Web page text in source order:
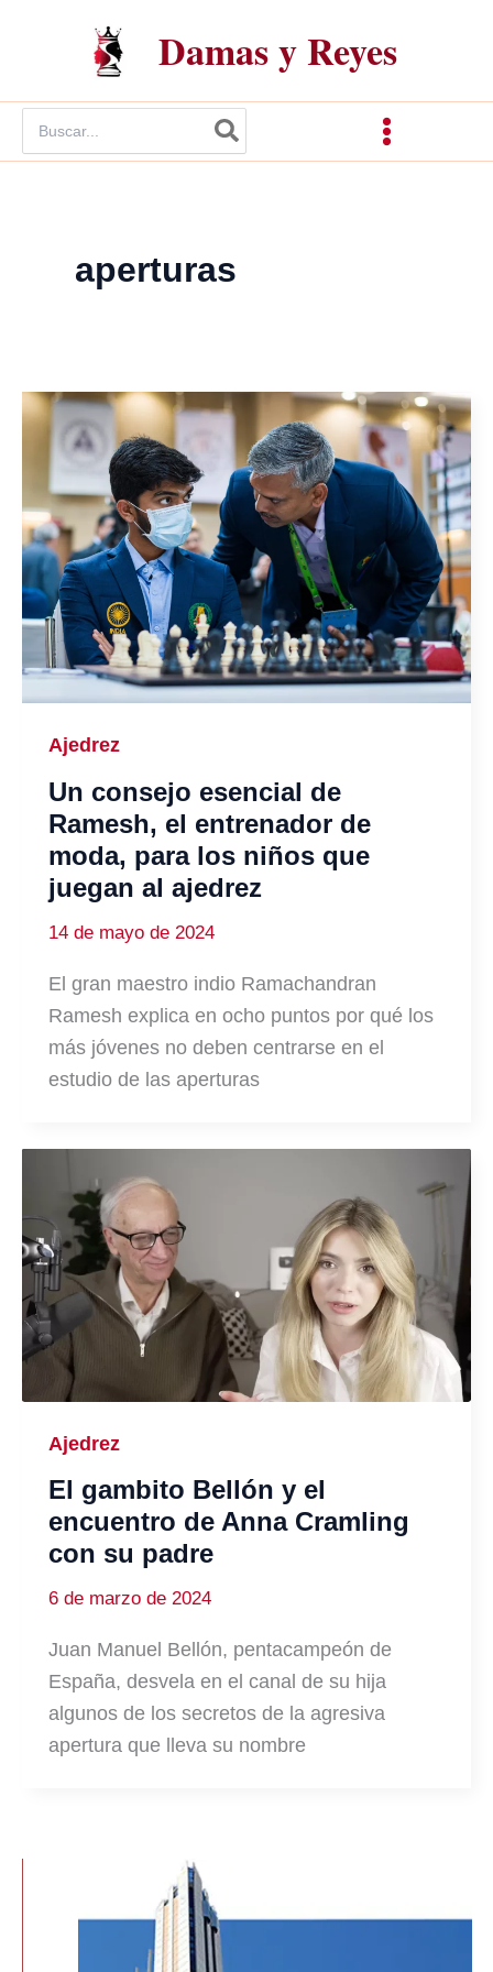
Damas y Reyes
por:
aperturas
Ajedrez
Un consejo esencial de
Ramesh, el entrenador de
moda, para los niños que
juegan al ajedrez
14 de mayo de 2024
El gran maestro indio Ramachandran
Ramesh explica en ocho puntos por qué los
más jóvenes no deben centrarse en el
estudio de las aperturas
Ajedrez
El gambito Bellón y el
encuentro de Anna Cramling
con su padre
6 de marzo de 2024
Juan Manuel Bellón, pentacampeón de
España, desvela en el canal de su hija
algunos de los secretos de la agresiva
apertura que lleva su nombre